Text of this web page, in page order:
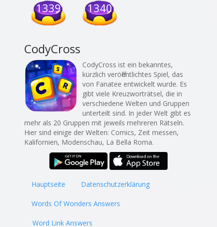
1339 1340
CodyCross
CodyCross ist ein bekanntes,
kürzlich veröffentlichtes Spiel, das
von Fanatee entwickelt wurde. Es
gibt viele Kreuzworträtsel, die in
verschiedene Welten und Gruppen
unterteilt sind. In jeder Welt gibt es
mehr als 20 Gruppen mit jeweils mehreren Rätseln.
Hier sind einige der Welten: Comics, Zeit messen,
Kalifornien, Modenschau, La Bella Roma.
Hauptseite Datenschutzerklärung
Words Of Wonders Answers
Word Link Answers